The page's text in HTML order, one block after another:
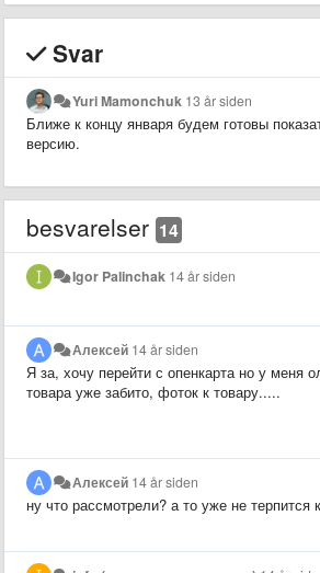
Svar
Yuri Mamonchuk 13 år siden
Ближе к концу января будем готовы
версию.
besvarelser 14
Igor Palinchak 14 år siden
Алексей 14 år siden
Я за, хочу перейти с опенкарта но у меня
товара уже забито, фоток к товару.....
Алексей 14 år siden
ну что рассмотрели? а то уже не терпится